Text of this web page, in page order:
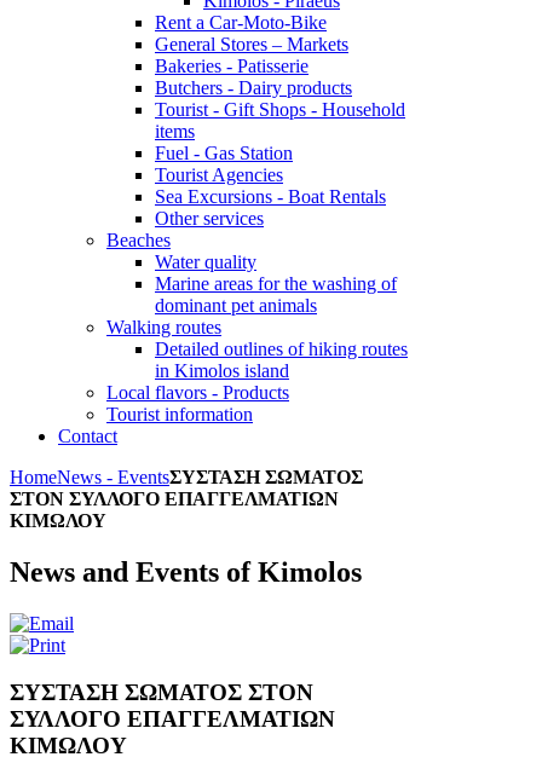
Rent a Car-Moto-Bike
General Stores – Markets
Bakeries - Patisserie
Butchers - Dairy products
Tourist - Gift Shops - Household
items
Fuel - Gas Station
Tourist Agencies
Sea Excursions - Boat Rentals
Other services
Beaches
Water quality
Marine areas for the washing of
dominant pet animals
Walking routes
Detailed outlines of hiking routes
in Kimolos island
Local flavors - Products
Tourist information
Contact
HomeNews - EventsΣΥΣΤΑΣΗ ΣΩΜΑΤΟΣ
ΣΤΟΝ ΣΥΛΛΟΓΟ ΕΠΑΓΓΕΛΜΑΤΙΩΝ
ΚΙΜΩΛΟΥ
News and Events of Kimolos
ΣΥΣΤΑΣΗ ΣΩΜΑΤΟΣ ΣΤΟΝ
ΣΥΛΛΟΓΟ ΕΠΑΓΓΕΛΜΑΤΙΩΝ
ΚΙΜΩΛΟΥ